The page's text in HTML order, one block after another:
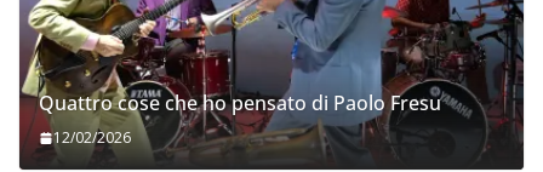
Quattro cose che ho pensato di Paolo Fresu
12/02/2026